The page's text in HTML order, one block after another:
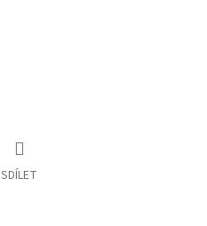
SDÍLET